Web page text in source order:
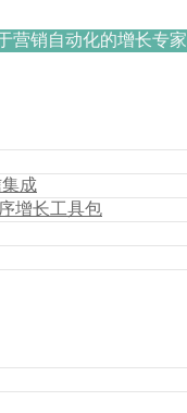
营销自动化的增长专家
集成
增长工具包